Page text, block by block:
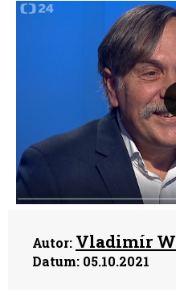
Autor: Vladimír
Datum: 05.10.2021